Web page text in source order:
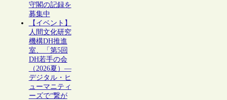
守閣の記録を
募集中
【イベント】
人間文化研究
機構DH推進
室、「第5回
DH若手の会
（2026夏）―
デジタル・ヒ
ューマニティ
ーズで“繋が